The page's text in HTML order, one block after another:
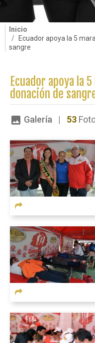
Inicio
Ecuador apoya la 5
sangre
Ecuador apoya la
donación de
image Galería | 53